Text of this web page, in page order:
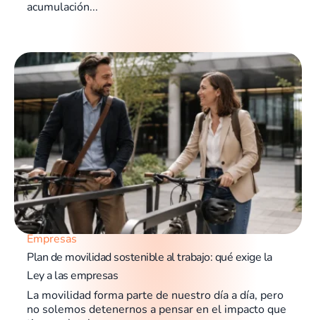
acumulación...
Empresas
Plan de movilidad sostenible al trabajo: qué exige la
Ley a las empresas
La movilidad forma parte de nuestro día a día, pero
no solemos detenernos a pensar en el impacto que